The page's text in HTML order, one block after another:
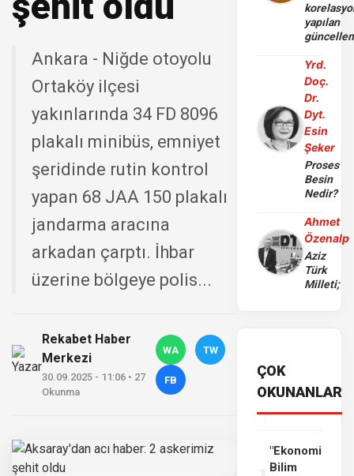
Ankara - Niğde otoyolu
Ortaköy ilçesi
yakınlarında 34 FD 8096
plakalı minibüs, emniyet
şeridinde rutin kontrol
yapan 68 JAA 150 plakalı
jandarma aracına
arkadan çarptı. İhbar
üzerine bölgeye polis...
Rekabet Haber
Merkezi
30.09.2025 - 11:06 • 27
Okunma
WA TW
FB
yapılan
Yrd.
Doç.
Dr.
Dyt.
Esin
Şeker
Proses
Besin
Nedir?
Ahmet
Özenalp
Aziz
Türk
Milleti;
ÇOK
OKUNANLAR
"Ekonomi
Bilim